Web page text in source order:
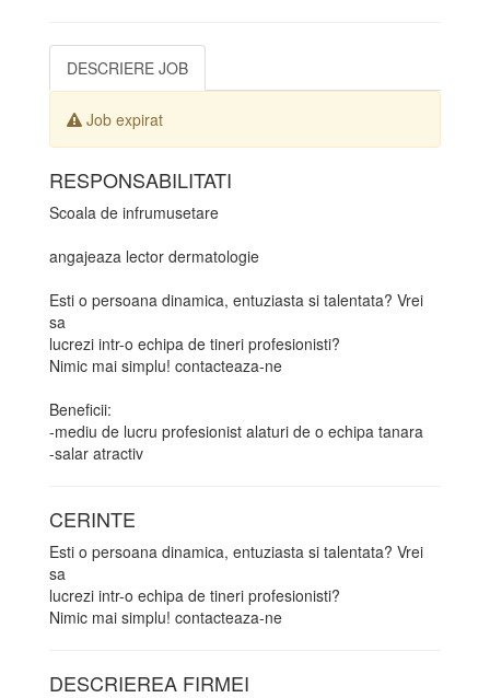
DESCRIERE JOB
Job expirat
RESPONSABILITATI
Scoala de infrumusetare
angajeaza lector dermatologie
Esti o persoana dinamica, entuziasta si talentata? Vrei
sa
lucrezi intr-o echipa de tineri profesionisti?
Nimic mai simplu! contacteaza-ne
Beneficii:
-mediu de lucru profesionist alaturi de o echipa tanara
-salar atractiv
CERINTE
Esti o persoana dinamica, entuziasta si talentata? Vrei
sa
lucrezi intr-o echipa de tineri profesionisti?
Nimic mai simplu! contacteaza-ne
DESCRIEREA FIRMEI